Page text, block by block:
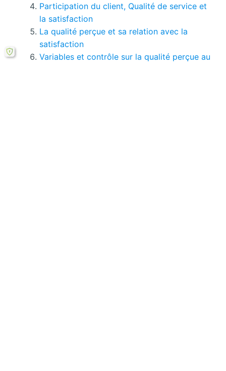
Participation du client, Qualité de service et
la satisfaction
La qualité perçue et sa relation avec la
satisfaction
Variables et contrôle sur la qualité perçue au